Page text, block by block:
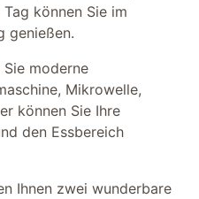
können Sie im
genießen.
moderne
Mikrowelle,
können Sie Ihre
den Essbereich
Ihnen zwei wunderbare